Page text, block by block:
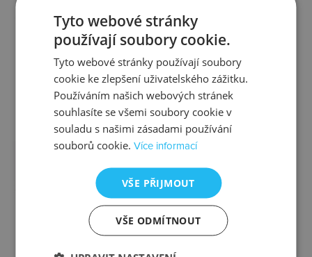
Kontrola
Zjistit více
Výměna
Zjistit více
Balení
Tyto webové stránky
používají soubory cookie.
Tyto webové stránky používají soubory
cookie ke zlepšení uživatelského zážitku.
Používáním našich webových stránek
souhlasíte se všemi soubory cookie v
souladu s našimi zásadami používání
souborů cookie.Více informací
VŠE PŘIJMOUT
VŠE ODMÍTNOUT